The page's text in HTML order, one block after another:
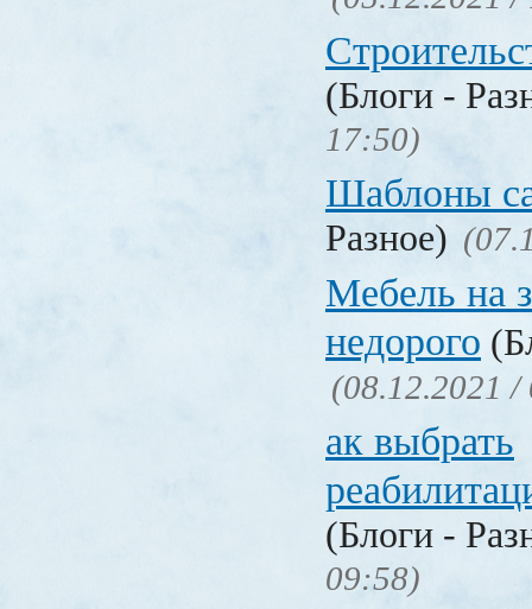
(Блоги -
17:50)
Шаблоны
Разное)
Мебель на
недорого
(08.12.2021 /
ак выбрать
(Блоги -
09:58)